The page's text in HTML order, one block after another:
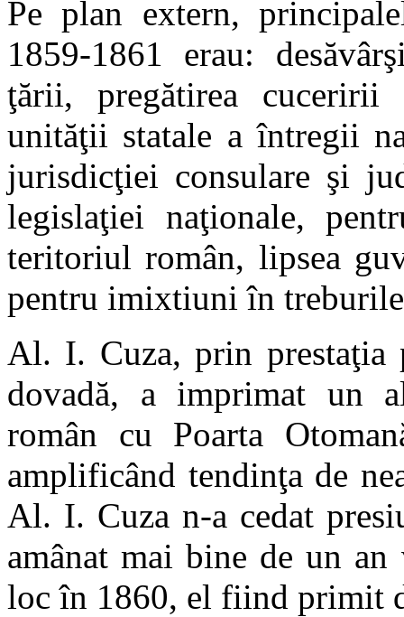
Pe plan extern,
1859-1861 erau:
ţării, pregătirea cuceririi
unităţii statale a întregii
jurisdicţiei consulare şi
legislaţiei naţionale,
teritoriul român, lipsea
pentru imixtiuni în
Al. I. Cuza, prin prestaţia
dovadă, a imprimat un
român cu Poarta
amplificând tendinţa de
Al. I. Cuza n-a cedat
amânat mai bine de un
loc în 1860, el fiind primit